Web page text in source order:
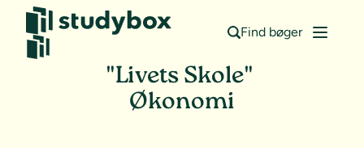
Find bøger
"Livets Skole"
Økonomi